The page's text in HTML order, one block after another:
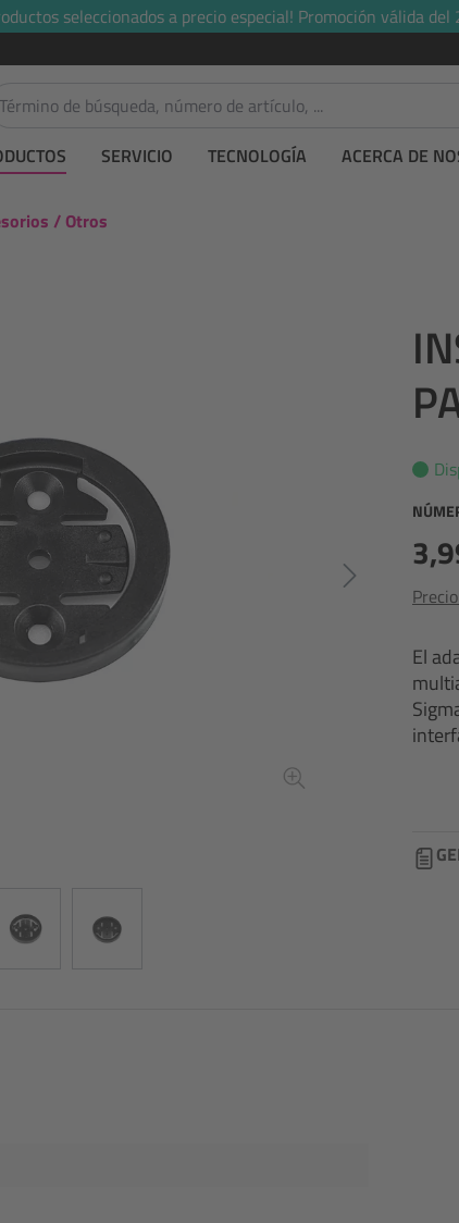
seleccionados a precio especial! Promoción válida
SERVICIO TECNOLOGÍA ACERCA DE
/ Otros
El